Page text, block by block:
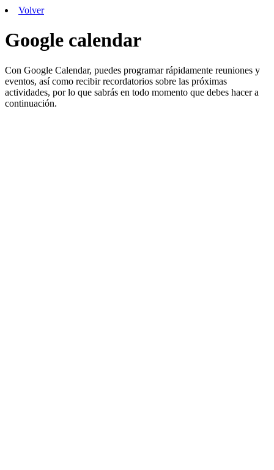
Volver
Google calendar
Con Google Calendar, puedes programar rápidamente reuniones y
eventos, así como recibir recordatorios sobre las próximas
actividades, por lo que sabrás en todo momento que debes hacer a
continuación.